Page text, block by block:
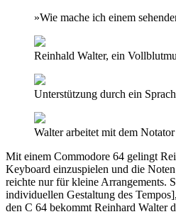
»Wie mache ich einem
Reinhald Walter, ein
Unterstützung durch ein
Walter arbeitet mit dem Notator
Mit einem Commodore 64 gelingt
Keyboard einzuspielen und die
reichte nur für kleine Arrangements.
individuellen Gestaltung des
den C 64 bekommt Reinhard Walter